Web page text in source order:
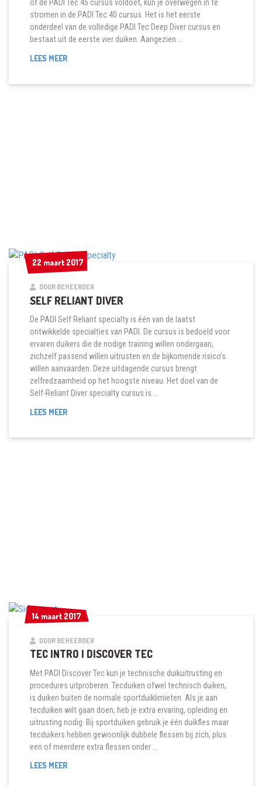
of de PADI Tec 45 cursus voldoet, kun je overwegen in te
stromen in de PADI Tec 40 cursus. Het is het eerste
onderdeel van de volledige PADI Tec Deep Diver cursus en
bestaat uit de eerste vier duiken. Aangezien …
LEES MEERTEC
22 maart 2017
22 maart 2017
DOOR BEHEERDER
SELF RELIANT DIVER
De PADI Self Reliant specialty is één van de laatst
ontwikkelde specialties van PADI. De cursus is bedoeld voor
ervaren duikers die de nodige training willen ondergaan,
zichzelf passend willen uitrusten en de bijkomende risico’s
willen aanvaarden. Deze uitdagende cursus brengt
zelfredzaamheid op het hoogste niveau. Het doel van de
Self-Reliant Diver specialty cursus is …
LEES MEERSELF
14 maart 2017
14 maart 2017
DOOR BEHEERDER
TEC INTRO | DISCOVER TEC
Met PADI Discover Tec kun je technische duikuitrusting en
procedures uitproberen. Tecduiken ofwel technisch duiken,
is duiken buiten de normale sportduiklimieten. Als je aan
tecduiken wilt gaan doen, heb je extra ervaring, opleiding en
uitrusting nodig. Bij sportduiken gebruik je één duikfles maar
tecduikers hebben gewoonlijk dubbele flessen bij zich, plus
een of meerdere extra flessen onder …
LEES MEERTEC